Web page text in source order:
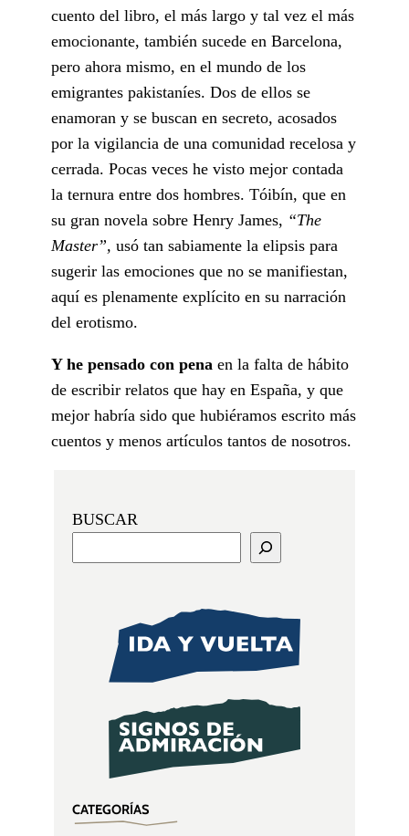
cuento del libro, el más largo y tal vez el más
emocionante, también sucede en Barcelona,
pero ahora mismo, en el mundo de los
emigrantes pakistaníes. Dos de ellos se
enamoran y se buscan en secreto, acosados
por la vigilancia de una comunidad recelosa y
cerrada. Pocas veces he visto mejor contada
la ternura entre dos hombres. Tóibín, que en
su gran novela sobre Henry James, “The
Master”, usó tan sabiamente la elipsis para
sugerir las emociones que no se manifiestan,
aquí es plenamente explícito en su narración
del erotismo.
Y he pensado con pena en la falta de hábito
de escribir relatos que hay en España, y que
mejor habría sido que hubiéramos escrito más
cuentos y menos artículos tantos de nosotros.
BUSCAR
CATEGORÍAS